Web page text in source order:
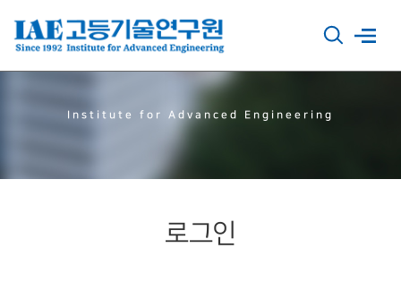
Institute for Advanced Engineering
로그인